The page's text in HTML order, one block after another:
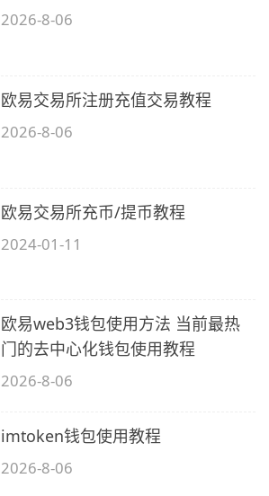
2026-8-06
欧易交易所注册充值交易教程
2026-8-06
欧易交易所充币/提币教程
2024-01-11
欧易web3钱包使用方法 当前最热
门的去中心化钱包使用教程
2026-8-06
imtoken钱包使用教程
2026-8-06